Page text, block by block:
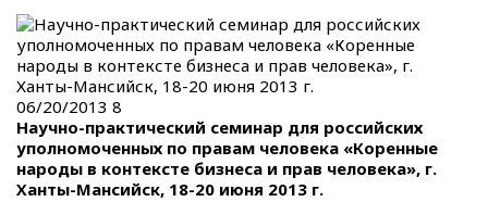
06/20/2013 8
Научно-практический семинар для российских
уполномоченных по правам человека «Коренные
народы в контексте бизнеса и прав человека», г.
Ханты-Мансийск, 18-20 июня 2013 г.